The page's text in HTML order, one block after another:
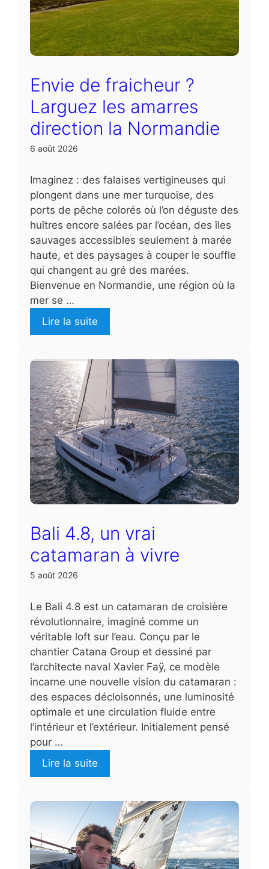
Envie de fraicheur ?
Larguez les amarres
direction la Normandie
6 août 2026
Imaginez : des falaises vertigineuses qui
plongent dans une mer turquoise, des
ports de pêche colorés où l’on déguste des
huîtres encore salées par l’océan, des îles
sauvages accessibles seulement à marée
haute, et des paysages à couper le souffle
qui changent au gré des marées.
Bienvenue en Normandie, une région où la
mer se …
Lire la suite
Bali 4.8, un vrai
catamaran à vivre
5 août 2026
Le Bali 4.8 est un catamaran de croisière
révolutionnaire, imaginé comme un
véritable loft sur l’eau. Conçu par le
chantier Catana Group et dessiné par
l’architecte naval Xavier Faÿ, ce modèle
incarne une nouvelle vision du catamaran :
des espaces décloisonnés, une luminosité
optimale et une circulation fluide entre
l’intérieur et l’extérieur. Initialement pensé
pour …
Lire la suite